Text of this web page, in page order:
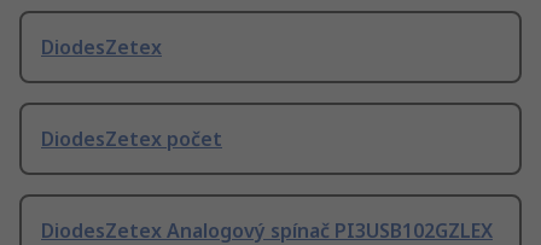
DiodesZetex
DiodesZetex počet
DiodesZetex Analogový spínač PI3USB102GZLEX